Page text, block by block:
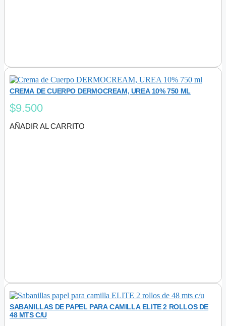
CREMA DE CUERPO DERMOCREAM, UREA 10% 750 ML
$9.500
AÑADIR AL CARRITO
SABANILLAS DE PAPEL PARA CAMILLA ELITE 2 ROLLOS DE
48 MTS C/U